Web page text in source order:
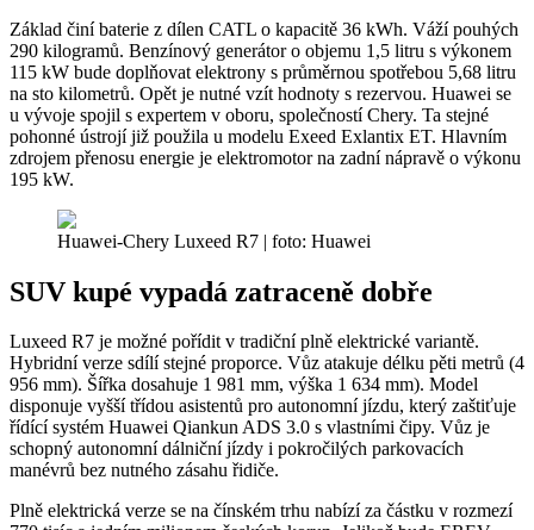
Základ činí baterie z dílen CATL o kapacitě 36 kWh. Váží pouhých
290 kilogramů. Benzínový generátor o objemu 1,5 litru s výkonem
115 kW bude doplňovat elektrony s průměrnou spotřebou 5,68 litru
na sto kilometrů. Opět je nutné vzít hodnoty s rezervou. Huawei se
u vývoje spojil s expertem v oboru, společností Chery. Ta stejné
pohonné ústrojí již použila u modelu Exeed Exlantix ET. Hlavním
zdrojem přenosu energie je elektromotor na zadní nápravě o výkonu
195 kW.
Huawei-Chery Luxeed R7 | foto: Huawei
SUV kupé vypadá zatraceně dobře
Luxeed R7 je možné pořídit v tradiční plně elektrické variantě.
Hybridní verze sdílí stejné proporce. Vůz atakuje délku pěti metrů (4
956 mm). Šířka dosahuje 1 981 mm, výška 1 634 mm). Model
disponuje vyšší třídou asistentů pro autonomní jízdu, který zaštiťuje
řídící systém Huawei Qiankun ADS 3.0 s vlastními čipy. Vůz je
schopný autonomní dálniční jízdy i pokročilých parkovacích
manévrů bez nutného zásahu řidiče.
Plně elektrická verze se na čínském trhu nabízí za částku v rozmezí